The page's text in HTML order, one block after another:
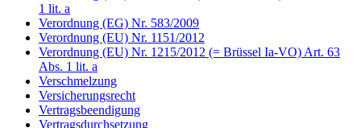
1 lit. a
Verordnung (EG) Nr. 583/2009
Verordnung (EU) Nr. 1151/2012
Verordnung (EU) Nr. 1215/2012 (= Brüssel Ia-VO) Art. 63
Abs. 1 lit. a
Verschmelzung
Versicherungsrecht
Vertragsbeendigung
Vertragsdurchsetzung